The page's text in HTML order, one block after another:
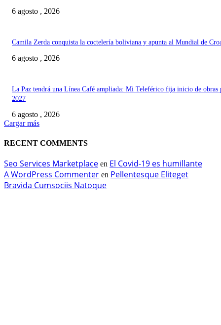
6 agosto , 2026
Camila Zerda conquista la coctelería boliviana y apunta al Mundial de
6 agosto , 2026
La Paz tendrá una Línea Café ampliada: Mi Teleférico fija inicio de obras
2027
6 agosto , 2026
Cargar más
RECENT COMMENTS
Seo Services Marketplace en El Covid-19 es humillante
A WordPress Commenter en Pellentesque Eliteget
Bravida Cumsociis Natoque